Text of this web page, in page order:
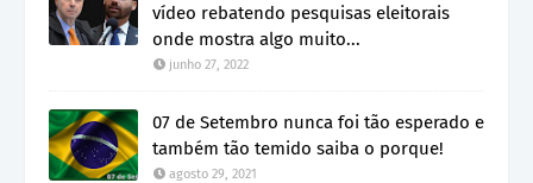
vídeo rebatendo pesquisas eleitorais
onde mostra algo muito...
junho 27, 2022
07 de Setembro nunca foi tão esperado e
também tão temido saiba o porque!
agosto 29, 2021